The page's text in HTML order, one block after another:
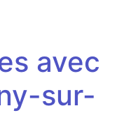
avec
sur-